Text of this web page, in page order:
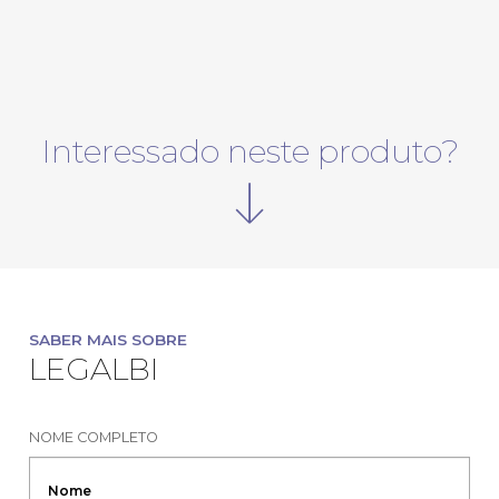
Interessado neste produto?
SABER MAIS SOBRE
LEGALBI
NOME COMPLETO